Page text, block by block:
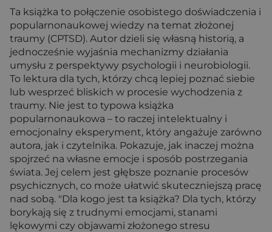
Ta książka to połączenie osobistego doświadczenia i
popularnonaukowej wiedzy na temat złożonej
traumy (CPTSD). Autor dzieli się własną historią, a
jednocześnie wyjaśnia mechanizmy działania
umysłu z perspektywy psychologii i neurobiologii.
To lektura dla tych, którzy chcą lepiej poznać siebie
lub wesprzeć bliskich w procesie wychodzenia z
traumy. Nie jest to typowa książka
popularnonaukowa – to raczej intelektualny i
emocjonalny eksperyment, który angażuje zarówno
autora, jak i czytelnika. Pokazuje, jak inaczej można
spojrzeć na własne emocje i sposób postrzegania
świata. Jej celem jest głębsze poznanie procesów
psychicznych, co może ułatwić skuteczniejszą pracę
nad sobą. "Dla kogo jest ta książka? Dla tych, którzy
borykają się z trudnymi emocjami, stanami
lękowymi czy objawami złożonego stresu